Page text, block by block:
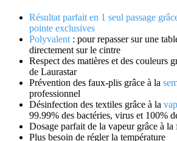
Résultat parfait en 1 seul passage
pointe exclusives
Polyvalent : pour repasser sur une
directement sur le cintre
Respect des matières et des couleurs
de Laurastar
Prévention des faux-plis grâce à la
professionnel
Désinfection des textiles grâce à la
99.99% des bactéries, virus et 100%
Dosage parfait de la vapeur grâce à la
Plus besoin de régler la température